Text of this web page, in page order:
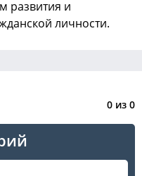
развития и
личности.
0 из 0